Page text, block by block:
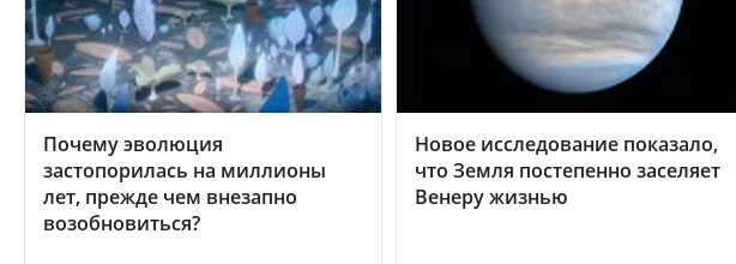
Почему эволюция
застопорилась на миллионы
лет, прежде чем внезапно
возобновиться?
Новое исследование показало,
что Земля постепенно заселяет
Венеру жизнью